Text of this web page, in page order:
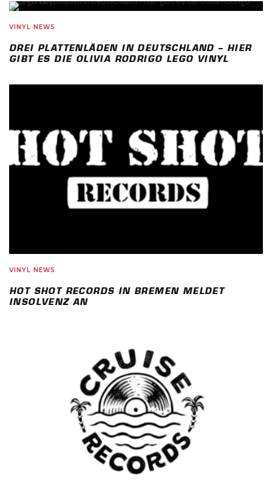
VINYL NEWS
DREI PLATTENLÄDEN IN DEUTSCHLAND – HIER
GIBT ES DIE OLIVIA RODRIGO LEGO VINYL
VINYL NEWS
HOT SHOT RECORDS IN BREMEN MELDET
INSOLVENZ AN